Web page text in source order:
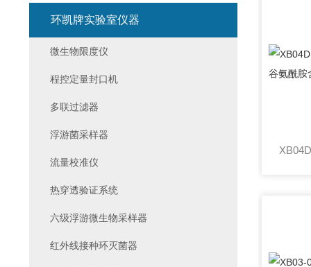
环凯牌实验室仪器
微生物限度仪
程控定量封口机
多联过滤器
浮游菌采样器
流量校准仪
热穿透验证系统
六级浮游微生物采样器
红外线接种环灭菌器